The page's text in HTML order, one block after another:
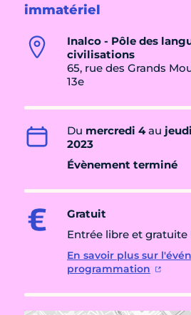
immatériel
Inalco - Pôle des
civilisations
65, rue des Grands
13e
Du mercredi 4au
2023
Évènement terminé
Gratuit
Entrée libre et gratuite
En savoir plus sur
programmation